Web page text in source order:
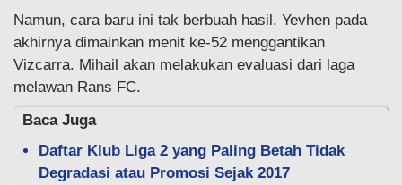
Namun, cara baru ini tak berbuah hasil. Yevhen pada
akhirnya dimainkan menit ke-52 menggantikan
Vizcarra. Mihail akan melakukan evaluasi dari laga
melawan Rans FC.
Baca Juga
Daftar Klub Liga 2 yang Paling Betah Tidak
Degradasi atau Promosi Sejak 2017